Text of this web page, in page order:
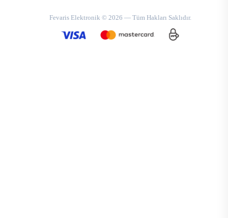
Fevaris Elektronik © 2026 — Tüm Hakları Saklıdır.